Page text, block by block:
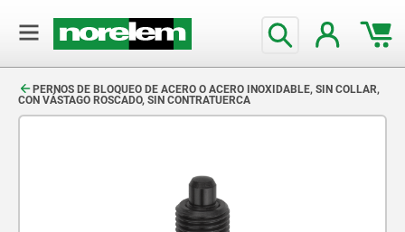
PERNOS DE BLOQUEO DE ACERO O ACERO INOXIDABLE, SIN COLLAR,
CON VÁSTAGO ROSCADO, SIN CONTRATUERCA